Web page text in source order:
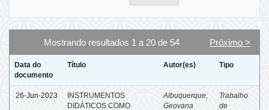
Mostrando resultados 1 a 20 de 54 Próximo >
Data do
documento
Título Autor(es) Tipo
26-Jun-2023
INSTRUMENTOS
DIDÁTICOS COMO
Albuquerque,
Geovana
Trabalho
de